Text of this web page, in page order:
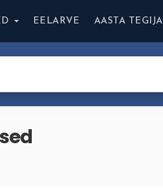
EELARVE AASTA TEGIJA